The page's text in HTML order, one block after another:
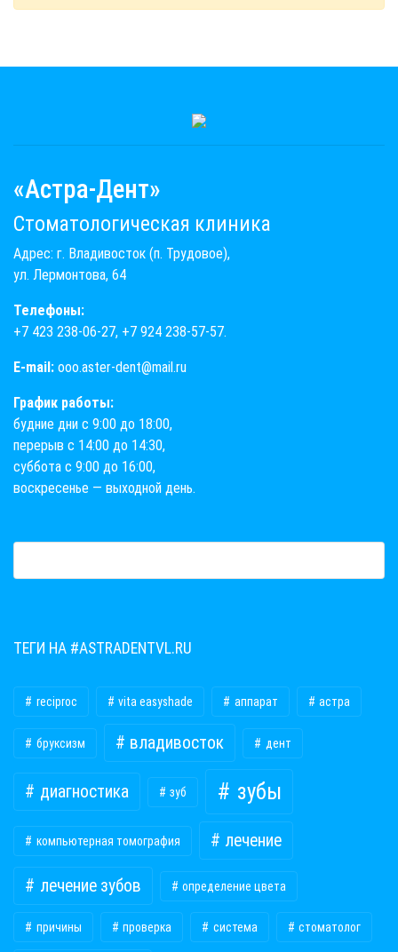
«Астра-Дент»
Стоматологическая клиника
Адрес: г. Владивосток (п. Трудовое),
ул. Лермонтова, 64
Телефоны:
+7 423 238-06-27, +7 924 238-57-57.
E-mail: ooo.aster-dent@mail.ru
График работы:
будние дни с 9:00 до 18:00,
перерыв с 14:00 до 14:30,
суббота с 9:00 до 16:00,
воскресенье — выходной день.
ТЕГИ НА #ASTRADENTVL.RU
reciproc vita easyshade аппарат астра
бруксизм владивосток дент
диагностика зуб зубы
компьютерная томография лечение
лечение зубов определение цвета
причины проверка система стоматолог